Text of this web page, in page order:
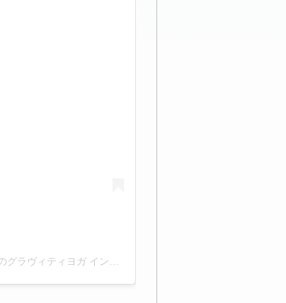
いせの森🌳ちゃこ【山口県 山口市 陶 古民家 ヨガ 教室 🌿 癒しのグラヴィティヨガ インストラクター】(@love_smile_peace_yoga)がシェアした投稿